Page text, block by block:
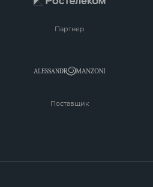
Партнер
Поставщик